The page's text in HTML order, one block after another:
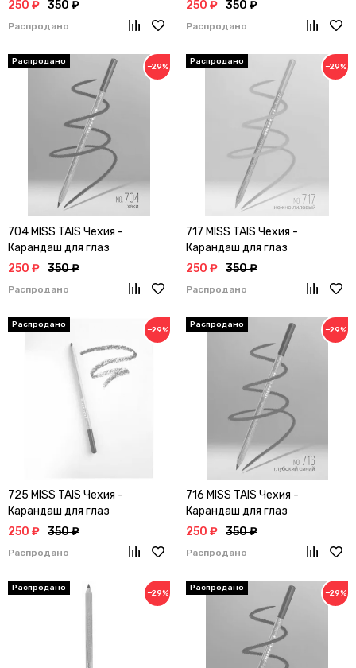
250 ₽ 350 ₽
Распродано
250 ₽ 350 ₽
Распродано
−29%
704 MISS TAIS Чехия -
Карандаш для глаз
250 ₽ 350 ₽
Распродано
−29%
717 MISS TAIS Чехия -
Карандаш для глаз
250 ₽ 350 ₽
Распродано
−29%
725 MISS TAIS Чехия -
Карандаш для глаз
250 ₽ 350 ₽
Распродано
−29%
716 MISS TAIS Чехия -
Карандаш для глаз
250 ₽ 350 ₽
Распродано
−29% −29%